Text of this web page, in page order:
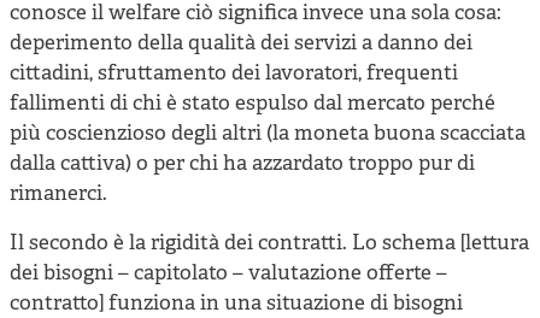
conosce il welfare ciò significa invece una sola cosa:
deperimento della qualità dei servizi a danno dei
cittadini, sfruttamento dei lavoratori, frequenti
fallimenti di chi è stato espulso dal mercato perché
più coscienzioso degli altri (la moneta buona scacciata
dalla cattiva) o per chi ha azzardato troppo pur di
rimanerci.
Il secondo è la rigidità dei contratti. Lo schema [lettura
dei bisogni – capitolato – valutazione offerte –
contratto] funziona in una situazione di bisogni